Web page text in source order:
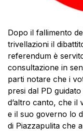
Dopo il fallimento
trivellazioni il
referendum è
consultazione in
parti notare che i
presi dal PD
d’altro canto, che il
e il suo governo lo
di Piazzapulita che